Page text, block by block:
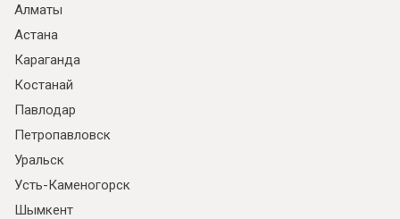
Алматы
Астана
Караганда
Костанай
Павлодар
Петропавловск
Уральск
Усть-Каменогорск
Шымкент